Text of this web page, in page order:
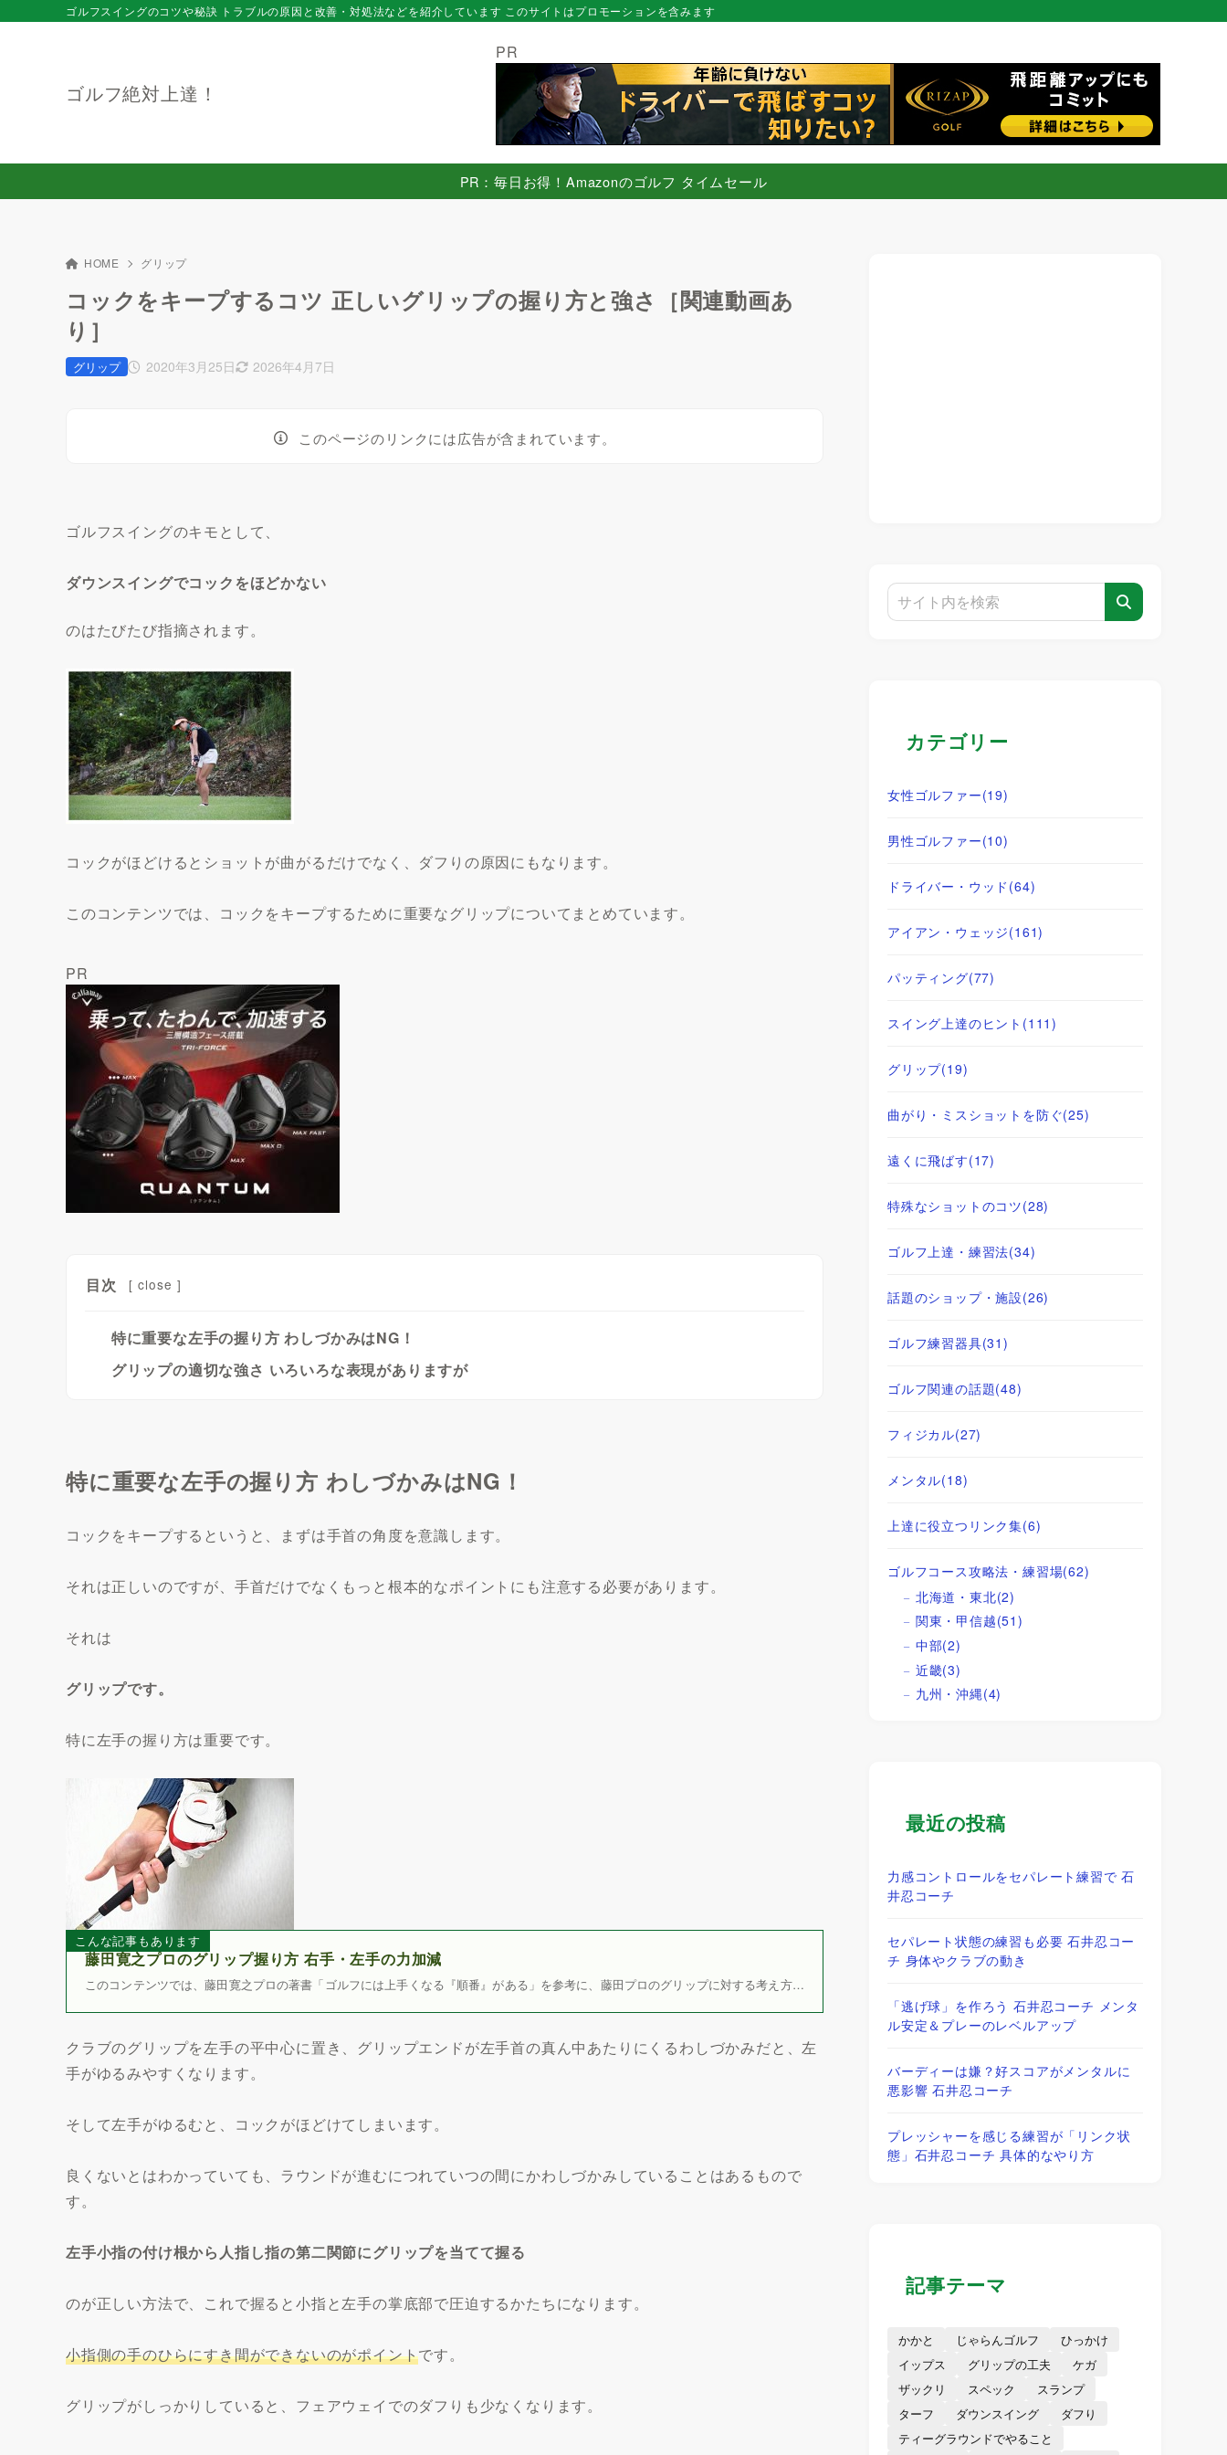
ゴルフ絶対上達！
ゴルフスイングのコツや秘訣 トラブルの原因と改善・対処法などを紹介しています このサイトはプロモーションを含みます
PR
PR：毎日お得！Amazonのゴルフ タイムセール
HOME グリップ
コックをキープするコツ 正しいグリップの握り方と強さ［関連動画あ
り］
2020年3月25日 2026年4月7日
グリップ
このページのリンクには広告が含まれています。
ゴルフスイングのキモとして、
ダウンスイングでコックをほどかない
のはたびたび指摘されます。
コックがほどけるとショットが曲がるだけでなく、ダフりの原因にもなります。
このコンテンツでは、コックをキープするために重要なグリップについてまとめています。
PR
目次 [ close ]
特に重要な左手の握り方 わしづかみはNG！
グリップの適切な強さ いろいろな表現がありますが
特に重要な左手の握り方 わしづかみはNG！
コックをキープするというと、まずは手首の角度を意識します。
それは正しいのですが、手首だけでなくもっと根本的なポイントにも注意する必要があります。
それは
グリップです。
特に左手の握り方は重要です。
こんな記事もあります
藤田寛之プロのグリップ握り方 右手・左手の力加減
このコンテンツでは、藤田寛之プロの著書「ゴルフには上手くなる『順番』がある」を参考に、藤田プロのグリップに対する考え方…
クラブのグリップを左手の平中心に置き、グリップエンドが左手首の真ん中あたりにくるわしづかみだと、左
手がゆるみやすくなります。
そして左手がゆるむと、コックがほどけてしまいます。
良くないとはわかっていても、ラウンドが進むにつれていつの間にかわしづかみしていることはあるもので
す。
左手小指の付け根から人指し指の第二関節にグリップを当てて握る
のが正しい方法で、これで握ると小指と左手の掌底部で圧迫するかたちになります。
小指側の手のひらにすき間ができないのがポイントです。
グリップがしっかりしていると、フェアウェイでのダフりも少なくなります。
カテゴリー
女性ゴルファー(19)
男性ゴルファー(10)
ドライバー・ウッド (64)
アイアン・ウェッジ(161)
パッティング(77)
スイング上達のヒント (111)
グリップ(19)
曲がり・ミスショットを防ぐ(25)
遠くに飛ばす(17)
特殊なショットのコツ(28)
ゴルフ上達・練習法(34)
話題のショップ・施設(26)
ゴルフ練習器具(31)
ゴルフ関連の話題(48)
フィジカル(27)
メンタル(18)
上達に役立つリンク集(6)
ゴルフコース攻略法・練習場(62)
北海道・東北(2)
関東・甲信越(51)
中部(2)
近畿(3)
九州・沖縄(4)
最近の投稿
力感コントロールをセパレート練習で 石
井忍コーチ
セパレート状態の練習も必要 石井忍コー
チ 身体やクラブの動き
「逃げ球」を作ろう 石井忍コーチ メンタ
ル安定＆プレーのレベルアップ
バーディーは嫌？好スコアがメンタルに
悪影響 石井忍コーチ
プレッシャーを感じる練習が「リンク状
態」石井忍コーチ 具体的なやり方
記事テーマ
かかと じゃらんゴルフ
ひっかけ
イップス
グリップの工夫
ケガ
ザックリ
スペック
スランプ
ターフ
ダウンスイング
ダフり
ティーグラウンドでやること